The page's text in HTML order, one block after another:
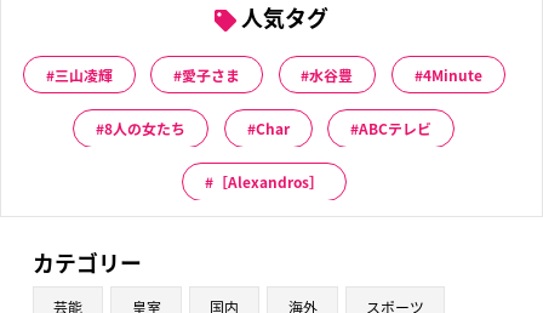
人気タグ
三山凌輝 愛子さま 水谷豊 4Minute
8人の女たち Char ABCテレビ
［Alexandros］
カテゴリー
芸能 皇室 国内 海外 スポーツ